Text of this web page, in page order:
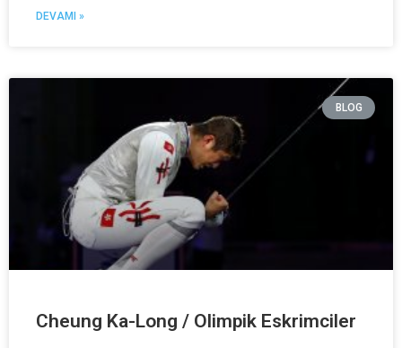
DEVAMI »
BLOG
Cheung Ka-Long / Olimpik Eskrimciler